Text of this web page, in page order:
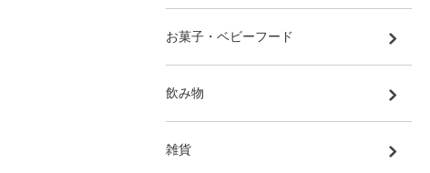
お菓子・ベビーフード
飲み物
雑貨